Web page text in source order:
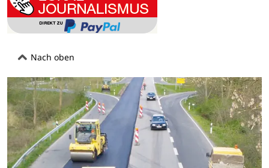
Nach oben